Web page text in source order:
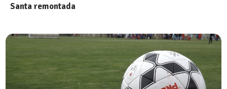
Santa remontada